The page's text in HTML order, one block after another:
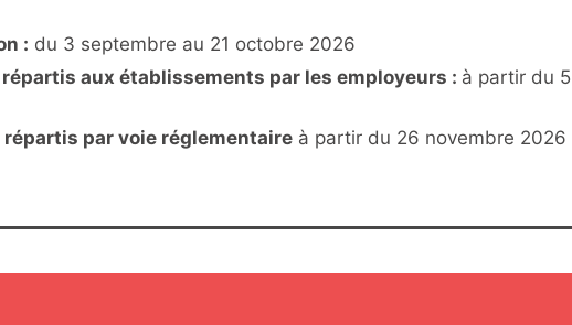
: du 3 septembre au 21 octobre 2026
aux établissements par les employeurs : à partir du 5
par voie réglementaire à partir du 26 novembre 2026